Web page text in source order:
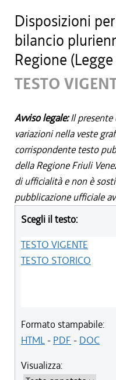
Disposizioni
bilancio
Regione
TESTO
Avviso legale:Il
variazioni nella veste
corrispondente testo
della Regione Friuli
di ufficialità e non è
pubblicazione ufficiale
Scegli il testo:
TESTO VIGENTE
TESTO STORICO
Formato stampabile:
HTML- PDF - DOC
Visualizza: